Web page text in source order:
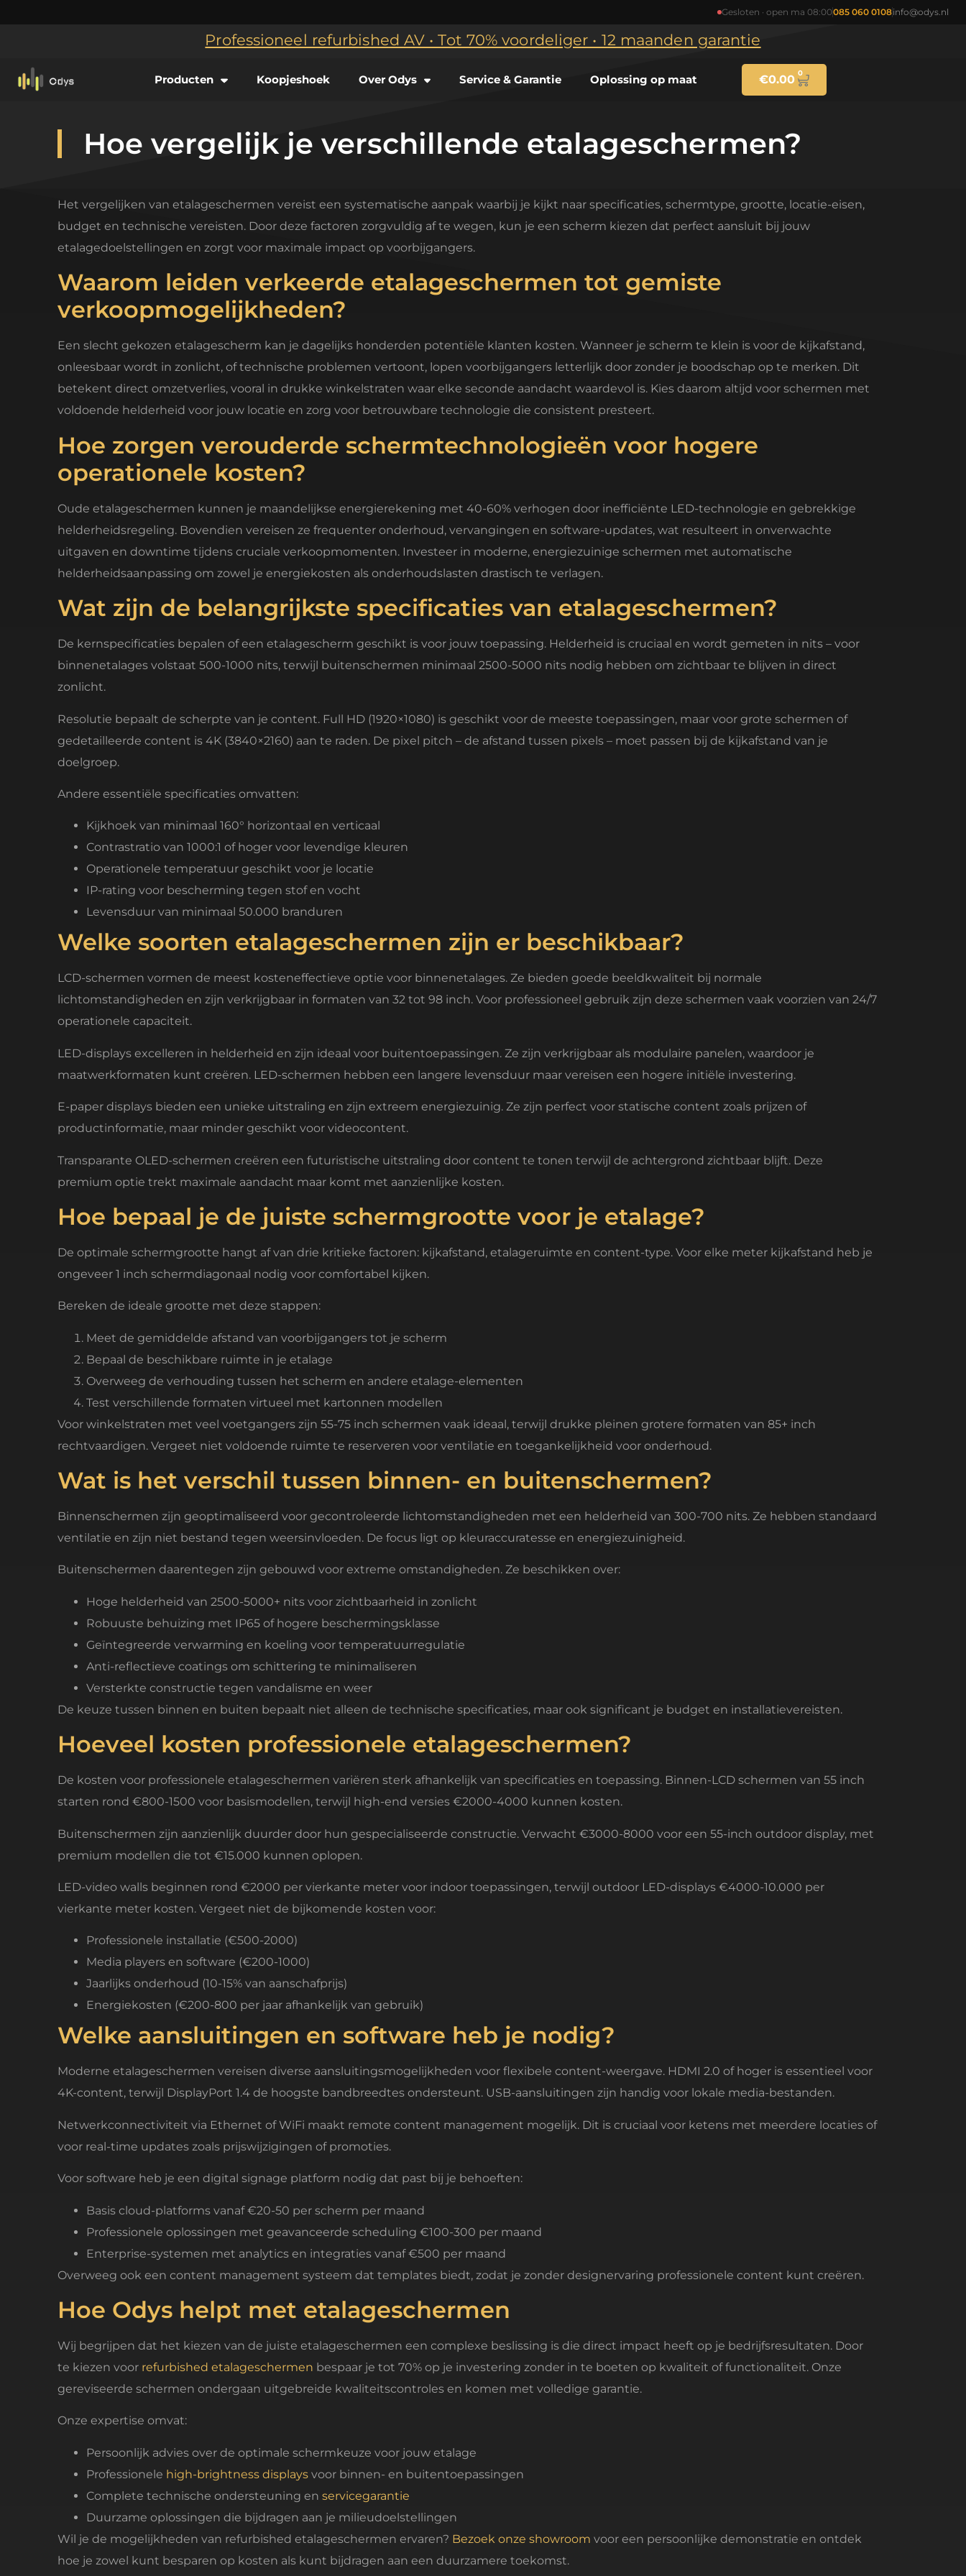
Gesloten · open ma 08:00085 060 0108info@odys.nl
Professioneel refurbished AV • Tot 70% voordeliger • 12 maanden garantie
Producten Koopjeshoek Over Odys Service & Garantie Oplossing op maat €0.00 0
Hoe vergelijk je verschillende etalageschermen?
Het vergelijken van etalageschermen vereist een systematische aanpak waarbij je kijkt naar specificaties, schermtype, grootte, locatie-eisen,
budget en technische vereisten. Door deze factoren zorgvuldig af te wegen, kun je een scherm kiezen dat perfect aansluit bij jouw
etalagedoelstellingen en zorgt voor maximale impact op voorbijgangers.
Waarom leiden verkeerde etalageschermen tot gemiste
verkoopmogelijkheden?
Een slecht gekozen etalagescherm kan je dagelijks honderden potentiële klanten kosten. Wanneer je scherm te klein is voor de kijkafstand,
onleesbaar wordt in zonlicht, of technische problemen vertoont, lopen voorbijgangers letterlijk door zonder je boodschap op te merken. Dit
betekent direct omzetverlies, vooral in drukke winkelstraten waar elke seconde aandacht waardevol is. Kies daarom altijd voor schermen met
voldoende helderheid voor jouw locatie en zorg voor betrouwbare technologie die consistent presteert.
Hoe zorgen verouderde schermtechnologieën voor hogere
operationele kosten?
Oude etalageschermen kunnen je maandelijkse energierekening met 40-60% verhogen door inefficiënte LED-technologie en gebrekkige
helderheidsregeling. Bovendien vereisen ze frequenter onderhoud, vervangingen en software-updates, wat resulteert in onverwachte
uitgaven en downtime tijdens cruciale verkoopmomenten. Investeer in moderne, energiezuinige schermen met automatische
helderheidsaanpassing om zowel je energiekosten als onderhoudslasten drastisch te verlagen.
Wat zijn de belangrijkste specificaties van etalageschermen?
De kernspecificaties bepalen of een etalagescherm geschikt is voor jouw toepassing. Helderheid is cruciaal en wordt gemeten in nits – voor
binnenetalages volstaat 500-1000 nits, terwijl buitenschermen minimaal 2500-5000 nits nodig hebben om zichtbaar te blijven in direct
zonlicht.
Resolutie bepaalt de scherpte van je content. Full HD (1920×1080) is geschikt voor de meeste toepassingen, maar voor grote schermen of
gedetailleerde content is 4K (3840×2160) aan te raden. De pixel pitch – de afstand tussen pixels – moet passen bij de kijkafstand van je
doelgroep.
Andere essentiële specificaties omvatten:
Kijkhoek van minimaal 160° horizontaal en verticaal
Contrastratio van 1000:1 of hoger voor levendige kleuren
Operationele temperatuur geschikt voor je locatie
IP-rating voor bescherming tegen stof en vocht
Levensduur van minimaal 50.000 branduren
Welke soorten etalageschermen zijn er beschikbaar?
LCD-schermen vormen de meest kosteneffectieve optie voor binnenetalages. Ze bieden goede beeldkwaliteit bij normale
lichtomstandigheden en zijn verkrijgbaar in formaten van 32 tot 98 inch. Voor professioneel gebruik zijn deze schermen vaak voorzien van 24/7
operationele capaciteit.
LED-displays excelleren in helderheid en zijn ideaal voor buitentoepassingen. Ze zijn verkrijgbaar als modulaire panelen, waardoor je
maatwerkformaten kunt creëren. LED-schermen hebben een langere levensduur maar vereisen een hogere initiële investering.
E-paper displays bieden een unieke uitstraling en zijn extreem energiezuinig. Ze zijn perfect voor statische content zoals prijzen of
productinformatie, maar minder geschikt voor videocontent.
Transparante OLED-schermen creëren een futuristische uitstraling door content te tonen terwijl de achtergrond zichtbaar blijft. Deze
premium optie trekt maximale aandacht maar komt met aanzienlijke kosten.
Hoe bepaal je de juiste schermgrootte voor je etalage?
De optimale schermgrootte hangt af van drie kritieke factoren: kijkafstand, etalageruimte en content-type. Voor elke meter kijkafstand heb je
ongeveer 1 inch schermdiagonaal nodig voor comfortabel kijken.
Bereken de ideale grootte met deze stappen:
Meet de gemiddelde afstand van voorbijgangers tot je scherm
Bepaal de beschikbare ruimte in je etalage
Overweeg de verhouding tussen het scherm en andere etalage-elementen
Test verschillende formaten virtueel met kartonnen modellen
Voor winkelstraten met veel voetgangers zijn 55-75 inch schermen vaak ideaal, terwijl drukke pleinen grotere formaten van 85+ inch
rechtvaardigen. Vergeet niet voldoende ruimte te reserveren voor ventilatie en toegankelijkheid voor onderhoud.
Wat is het verschil tussen binnen- en buitenschermen?
Binnenschermen zijn geoptimaliseerd voor gecontroleerde lichtomstandigheden met een helderheid van 300-700 nits. Ze hebben standaard
ventilatie en zijn niet bestand tegen weersinvloeden. De focus ligt op kleuraccuratesse en energiezuinigheid.
Buitenschermen daarentegen zijn gebouwd voor extreme omstandigheden. Ze beschikken over:
Hoge helderheid van 2500-5000+ nits voor zichtbaarheid in zonlicht
Robuuste behuizing met IP65 of hogere beschermingsklasse
Geïntegreerde verwarming en koeling voor temperatuurregulatie
Anti-reflectieve coatings om schittering te minimaliseren
Versterkte constructie tegen vandalisme en weer
De keuze tussen binnen en buiten bepaalt niet alleen de technische specificaties, maar ook significant je budget en installatievereisten.
Hoeveel kosten professionele etalageschermen?
De kosten voor professionele etalageschermen variëren sterk afhankelijk van specificaties en toepassing. Binnen-LCD schermen van 55 inch
starten rond €800-1500 voor basismodellen, terwijl high-end versies €2000-4000 kunnen kosten.
Buitenschermen zijn aanzienlijk duurder door hun gespecialiseerde constructie. Verwacht €3000-8000 voor een 55-inch outdoor display, met
premium modellen die tot €15.000 kunnen oplopen.
LED-video walls beginnen rond €2000 per vierkante meter voor indoor toepassingen, terwijl outdoor LED-displays €4000-10.000 per
vierkante meter kosten. Vergeet niet de bijkomende kosten voor:
Professionele installatie (€500-2000)
Media players en software (€200-1000)
Jaarlijks onderhoud (10-15% van aanschafprijs)
Energiekosten (€200-800 per jaar afhankelijk van gebruik)
Welke aansluitingen en software heb je nodig?
Moderne etalageschermen vereisen diverse aansluitingsmogelijkheden voor flexibele content-weergave. HDMI 2.0 of hoger is essentieel voor
4K-content, terwijl DisplayPort 1.4 de hoogste bandbreedtes ondersteunt. USB-aansluitingen zijn handig voor lokale media-bestanden.
Netwerkconnectiviteit via Ethernet of WiFi maakt remote content management mogelijk. Dit is cruciaal voor ketens met meerdere locaties of
voor real-time updates zoals prijswijzigingen of promoties.
Voor software heb je een digital signage platform nodig dat past bij je behoeften:
Basis cloud-platforms vanaf €20-50 per scherm per maand
Professionele oplossingen met geavanceerde scheduling €100-300 per maand
Enterprise-systemen met analytics en integraties vanaf €500 per maand
Overweeg ook een content management systeem dat templates biedt, zodat je zonder designervaring professionele content kunt creëren.
Hoe Odys helpt met etalageschermen
Wij begrijpen dat het kiezen van de juiste etalageschermen een complexe beslissing is die direct impact heeft op je bedrijfsresultaten. Door
te kiezen voor refurbished etalageschermen bespaar je tot 70% op je investering zonder in te boeten op kwaliteit of functionaliteit. Onze
gereviseerde schermen ondergaan uitgebreide kwaliteitscontroles en komen met volledige garantie.
Onze expertise omvat:
Persoonlijk advies over de optimale schermkeuze voor jouw etalage
Professionele high-brightness displays voor binnen- en buitentoepassingen
Complete technische ondersteuning en servicegarantie
Duurzame oplossingen die bijdragen aan je milieudoelstellingen
Wil je de mogelijkheden van refurbished etalageschermen ervaren? Bezoek onze showroom voor een persoonlijke demonstratie en ontdek
hoe je zowel kunt besparen op kosten als kunt bijdragen aan een duurzamere toekomst.